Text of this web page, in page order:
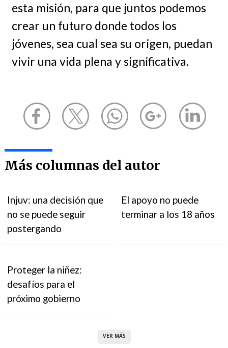
esta misión, para que juntos podemos
crear un futuro donde todos los
jóvenes, sea cual sea su origen, puedan
vivir una vida plena y significativa.
Más columnas del autor
Injuv: una decisión que
no se puede seguir
postergando
El apoyo no puede
terminar a los 18 años
Proteger la niñez:
desafíos para el
próximo gobierno
VER MÁS